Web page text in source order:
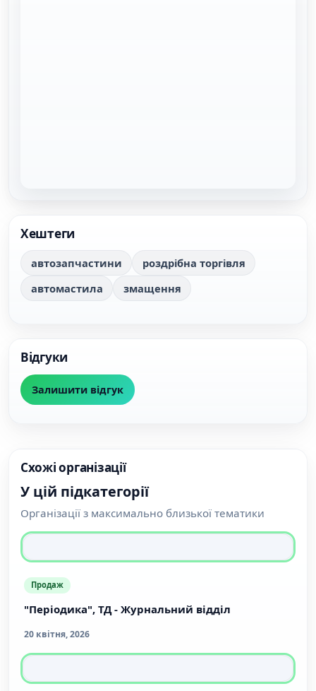
Хештеги
автозапчастини
роздрібна торгівля
автомастила
змащення
Відгуки
Залишити відгук
Схожі організації
У цій підкатегорії
Організації з максимально близької тематики
Продаж
"Періодика", ТД - Журнальний відділ
20 квітня, 2026